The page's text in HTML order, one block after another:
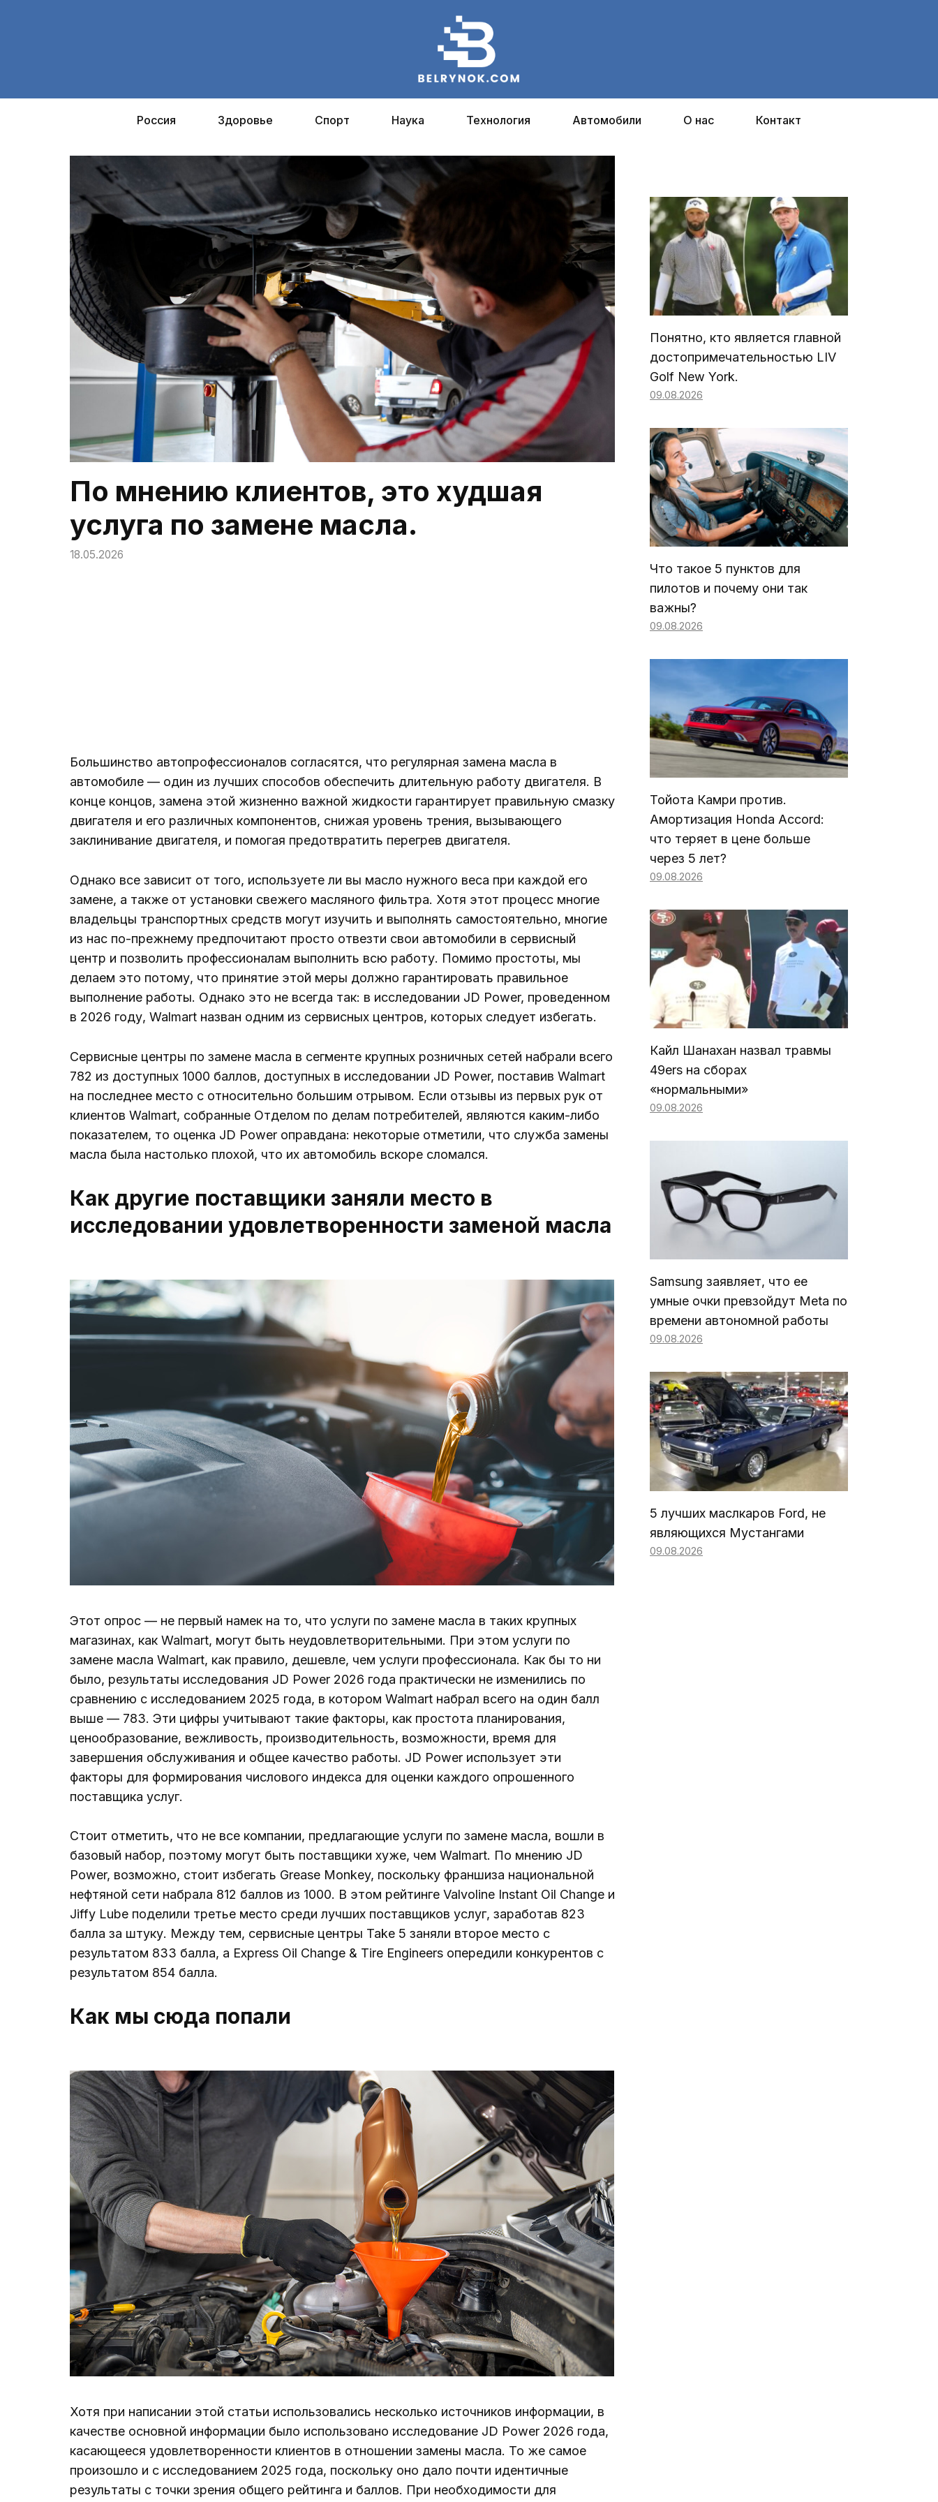
Россия Здоровье Спорт Наука Технология Автомобили О нас Контакт
По мнению клиентов, это худшая
услуга по замене масла.
18.05.2026
Большинство автопрофессионалов согласятся, что регулярная замена масла в
автомобиле — один из лучших способов обеспечить длительную работу двигателя. В
конце концов, замена этой жизненно важной жидкости гарантирует правильную смазку
двигателя и его различных компонентов, снижая уровень трения, вызывающего
заклинивание двигателя, и помогая предотвратить перегрев двигателя.
Однако все зависит от того, используете ли вы масло нужного веса при каждой его
замене, а также от установки свежего масляного фильтра. Хотя этот процесс многие
владельцы транспортных средств могут изучить и выполнять самостоятельно, многие
из нас по-прежнему предпочитают просто отвезти свои автомобили в сервисный
центр и позволить профессионалам выполнить всю работу. Помимо простоты, мы
делаем это потому, что принятие этой меры должно гарантировать правильное
выполнение работы. Однако это не всегда так: в исследовании JD Power, проведенном
в 2026 году, Walmart назван одним из сервисных центров, которых следует избегать.
Сервисные центры по замене масла в сегменте крупных розничных сетей набрали всего
782 из доступных 1000 баллов, доступных в исследовании JD Power, поставив Walmart
на последнее место с относительно большим отрывом. Если отзывы из первых рук от
клиентов Walmart, собранные Отделом по делам потребителей, являются каким-либо
показателем, то оценка JD Power оправдана: некоторые отметили, что служба замены
масла была настолько плохой, что их автомобиль вскоре сломался.
Как другие поставщики заняли место в
исследовании удовлетворенности заменой масла
Этот опрос — не первый намек на то, что услуги по замене масла в таких крупных
магазинах, как Walmart, могут быть неудовлетворительными. При этом услуги по
замене масла Walmart, как правило, дешевле, чем услуги профессионала. Как бы то ни
было, результаты исследования JD Power 2026 года практически не изменились по
сравнению с исследованием 2025 года, в котором Walmart набрал всего на один балл
выше — 783. Эти цифры учитывают такие факторы, как простота планирования,
ценообразование, вежливость, производительность, возможности, время для
завершения обслуживания и общее качество работы. JD Power использует эти
факторы для формирования числового индекса для оценки каждого опрошенного
поставщика услуг.
Стоит отметить, что не все компании, предлагающие услуги по замене масла, вошли в
базовый набор, поэтому могут быть поставщики хуже, чем Walmart. По мнению JD
Power, возможно, стоит избегать Grease Monkey, поскольку франшиза национальной
нефтяной сети набрала 812 баллов из 1000. В этом рейтинге Valvoline Instant Oil Change и
Jiffy Lube поделили третье место среди лучших поставщиков услуг, заработав 823
балла за штуку. Между тем, сервисные центры Take 5 заняли второе место с
результатом 833 балла, а Express Oil Change & Tire Engineers опередили конкурентов с
результатом 854 балла.
Как мы сюда попали
Хотя при написании этой статьи использовались несколько источников информации, в
качестве основной информации было использовано исследование JD Power 2026 года,
касающееся удовлетворенности клиентов в отношении замены масла. То же самое
произошло и с исследованием 2025 года, поскольку оно дало почти идентичные
результаты с точки зрения общего рейтинга и баллов. При необходимости для
Понятно, кто является главной
достопримечательностью LIV
Golf New York.
09.08.2026
Что такое 5 пунктов для
пилотов и почему они так
важны?
09.08.2026
Тойота Камри против.
Амортизация Honda Accord:
что теряет в цене больше
через 5 лет?
09.08.2026
Кайл Шанахан назвал травмы
49ers на сборах
«нормальными»
09.08.2026
Samsung заявляет, что ее
умные очки превзойдут Meta по
времени автономной работы
09.08.2026
5 лучших маслкаров Ford, не
являющихся Мустангами
09.08.2026